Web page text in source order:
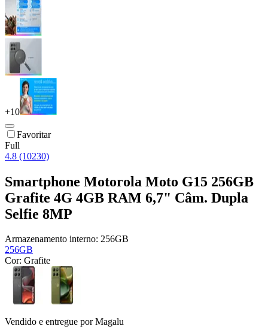
+10
Favoritar
Full
4.8 (10230)
Smartphone Motorola Moto G15 256GB
Grafite 4G 4GB RAM 6,7" Câm. Dupla
Selfie 8MP
Armazenamento interno: 256GB
256GB
Cor: Grafite
Vendido e entregue por Magalu